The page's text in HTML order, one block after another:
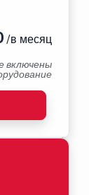
/в месяц
включены